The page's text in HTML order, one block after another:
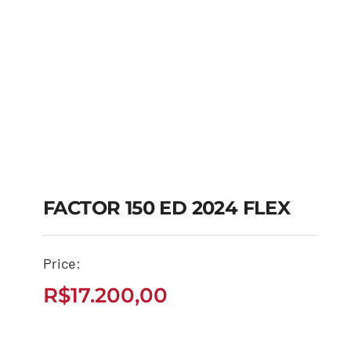
FACTOR 150 ED 2024
FLEX
FACTOR 150 ED 2024 FLEX
Price:
R$17.200,00